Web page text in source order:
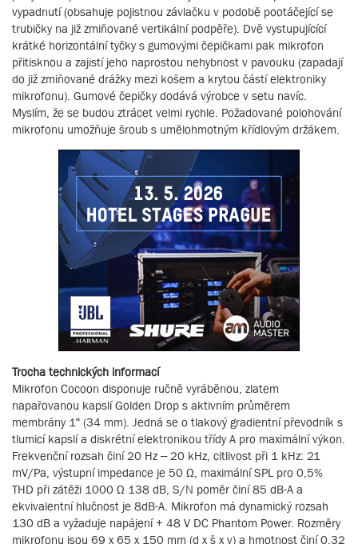
vypadnutí (obsahuje pojistnou závlačku v podobě pootáčející se
trubičky na již zmiňované vertikální podpěře). Dvě vystupujícící
krátké horizontální tyčky s gumovými čepičkami pak mikrofon
přitisknou a zajistí jeho naprostou nehybnost v pavouku (zapadají
do již zmiňované drážky mezi košem a krytou částí elektroniky
mikrofonu). Gumové čepičky dodává výrobce v setu navíc.
Myslím, že se budou ztrácet velmi rychle. Požadované polohování
mikrofonu umožňuje šroub s umělohmotným křídlovým držákem.
Trocha technických informací
Mikrofon Cocoon disponuje ručně vyráběnou, zlatem
napařovanou kapslí Golden Drop s aktivním průměrem
membrány 1“ (34 mm). Jedná se o tlakový gradientní převodník s
tlumicí kapslí a diskrétní elektronikou třídy A pro maximální výkon.
Frekvenční rozsah činí 20 Hz – 20 kHz, citlivost při 1 kHz: 21
mV/Pa, výstupní impedance je 50 Ω, maximální SPL pro 0,5%
THD při zátěži 1000 Ω 138 dB, S/N poměr činí 85 dB-A a
ekvivalentní hlučnost je 8dB-A. Mikrofon má dynamický rozsah
130 dB a vyžaduje napájení + 48 V DC Phantom Power. Rozměry
mikrofonu jsou 69 x 65 x 150 mm (d x š x v) a hmotnost činí 0,32